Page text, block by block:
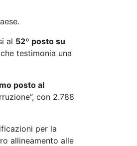
al 52º posto su
testimonia una
posto al
con 2.788
per la
allineamento alle